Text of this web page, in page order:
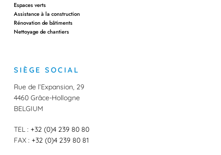
SIÈGE SOCIAL
Rue de l’Expansion, 29
4460 Grâce-Hollogne
BELGIUM
TEL : +32 (0)4 239 80 80
FAX : +32 (0)4 239 80 81
Espaces verts
Assistance à la construction
Rénovation de bâtiments
Nettoyage de chantiers